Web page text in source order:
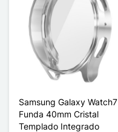
Samsung Galaxy Watch7
Funda 40mm Cristal
Templado Integrado